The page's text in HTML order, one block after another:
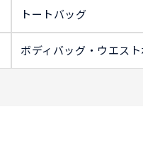
トートバッグ
ボディバッグ・ウエス